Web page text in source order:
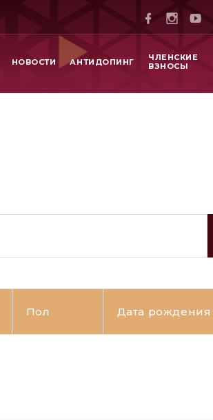
НОВОСТИ АНТИДОПИНГ
ЧЛЕНСКИЕ
ВЗНОСЫ
Пол Дата рождения